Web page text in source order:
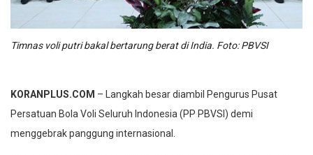
Timnas voli putri bakal bertarung berat di India. Foto: PBVSI
KORANPLUS.COM – Langkah besar diambil Pengurus Pusat
Persatuan Bola Voli Seluruh Indonesia (PP PBVSI) demi
menggebrak panggung internasional.